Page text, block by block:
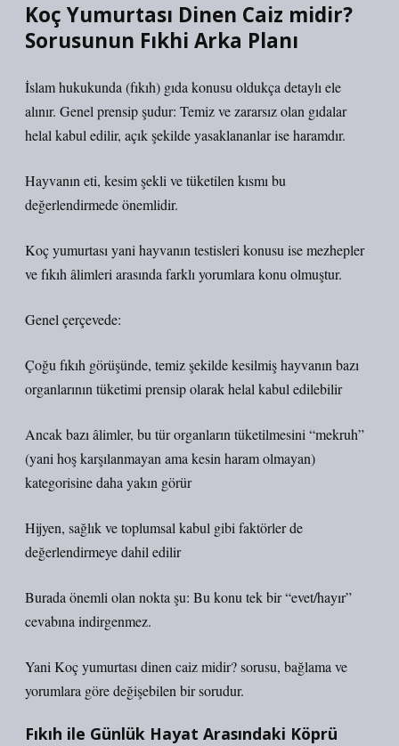
Koç Yumurtası Dinen Caiz midir?
Sorusunun Fıkhi Arka Planı
İslam hukukunda (fıkıh) gıda konusu oldukça detaylı ele
alınır. Genel prensip şudur: Temiz ve zararsız olan gıdalar
helal kabul edilir, açık şekilde yasaklananlar ise haramdır.
Hayvanın eti, kesim şekli ve tüketilen kısmı bu
değerlendirmede önemlidir.
Koç yumurtası yani hayvanın testisleri konusu ise mezhepler
ve fıkıh âlimleri arasında farklı yorumlara konu olmuştur.
Genel çerçevede:
Çoğu fıkıh görüşünde, temiz şekilde kesilmiş hayvanın bazı
organlarının tüketimi prensip olarak helal kabul edilebilir
Ancak bazı âlimler, bu tür organların tüketilmesini “mekruh”
(yani hoş karşılanmayan ama kesin haram olmayan)
kategorisine daha yakın görür
Hijyen, sağlık ve toplumsal kabul gibi faktörler de
değerlendirmeye dahil edilir
Burada önemli olan nokta şu: Bu konu tek bir “evet/hayır”
cevabına indirgenmez.
Yani Koç yumurtası dinen caiz midir? sorusu, bağlama ve
yorumlara göre değişebilen bir sorudur.
Fıkıh ile Günlük Hayat Arasındaki Köprü